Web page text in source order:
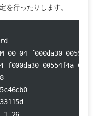
を行ったりします。
00-04-f000da30-
f000da30-00554f4a-